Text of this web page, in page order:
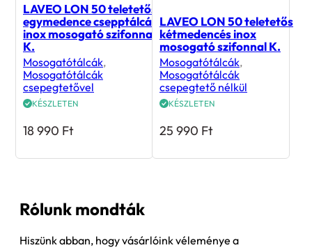
LAVEO LON 50 teletetős
egymedence csepptálcás
inox mosogató szifonnal
K.
Mosogatótálcák,
Mosogatótálcák
csepegtetővel
KÉSZLETEN
18 990 Ft
LAVEO LON 50 teletetős
kétmedencés inox
mosogató szifonnal K.
Mosogatótálcák,
Mosogatótálcák
csepegtető nélkül
KÉSZLETEN
25 990 Ft
Rólunk mondták
Hiszünk abban, hogy vásárlóink véleménye a